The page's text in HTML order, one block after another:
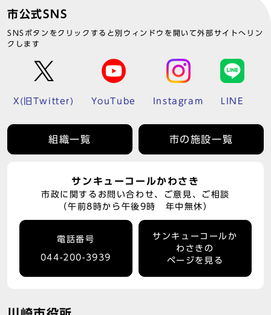
市公式SNS
SNSボタンをクリックすると別ウィンドウを開いて外部サイトへリン
クします
X(旧Twitter) YouTube Instagram LINE
組織一覧 市の施設一覧
サンキューコールかわさき
市政に関するお問い合わせ、ご意見、ご相談
（午前8時から午後9時 年中無休）
電話番号
044-200-3939
サンキューコールか
わさきの
ページを見る